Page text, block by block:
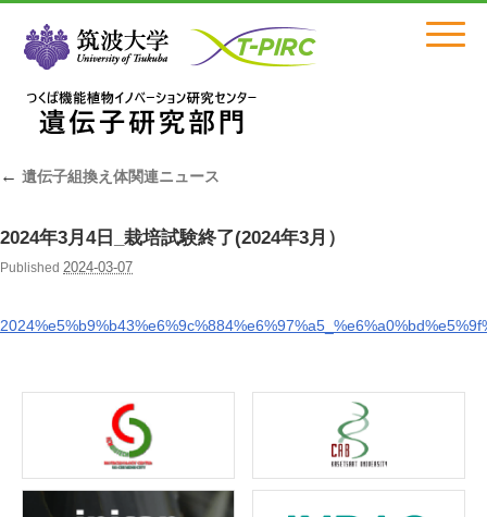
Click
← 遺伝子組換え体関連ニュース
2024年3月4日_栽培試験終了(2024年3月）
Published 2024-03-07